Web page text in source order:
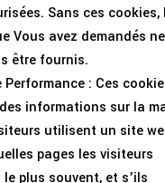
Sans ces cookies,
Vous avez demandés ne
être fournis.
Performance : Ces
informations sur la
utilisent un site
pages les visiteurs
plus souvent, et s’ils